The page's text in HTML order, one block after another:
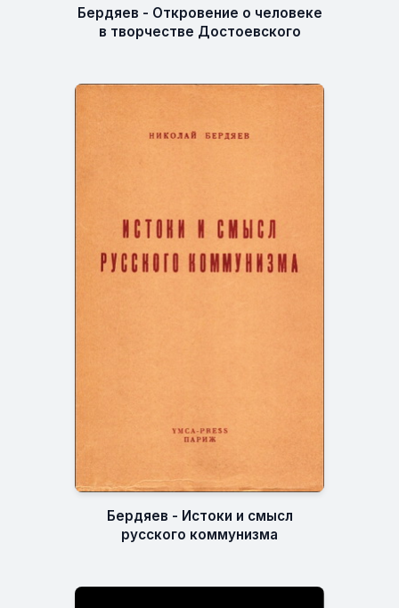
Бердяев - Откровение о человеке
в творчестве Достоевского
Бердяев - Истоки и смысл
русского коммунизма